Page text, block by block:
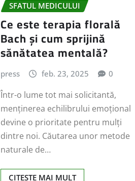
SFATUL MEDICULUI
Ce este terapia florală
Bach și cum sprijină
sănătatea mentală?
press feb. 23, 2025 0
Într-o lume tot mai solicitantă,
menținerea echilibrului emoțional
devine o prioritate pentru mulți
dintre noi. Căutarea unor metode
naturale de…
CITEȘTE MAI MULT